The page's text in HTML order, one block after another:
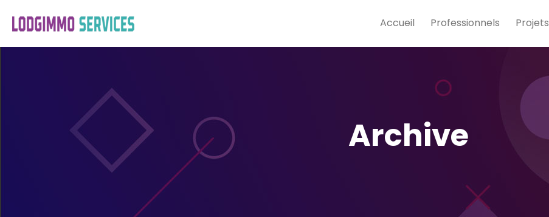
Accueil Professionnels Projets
Archive